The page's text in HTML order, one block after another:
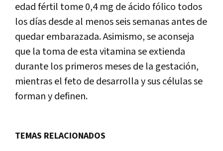
edad fértil tome 0,4 mg de ácido fólico todos
los días desde al menos seis semanas antes de
quedar embarazada. Asimismo, se aconseja
que la toma de esta vitamina se extienda
durante los primeros meses de la gestación,
mientras el feto de desarrolla y sus células se
forman y definen.
TEMAS RELACIONADOS